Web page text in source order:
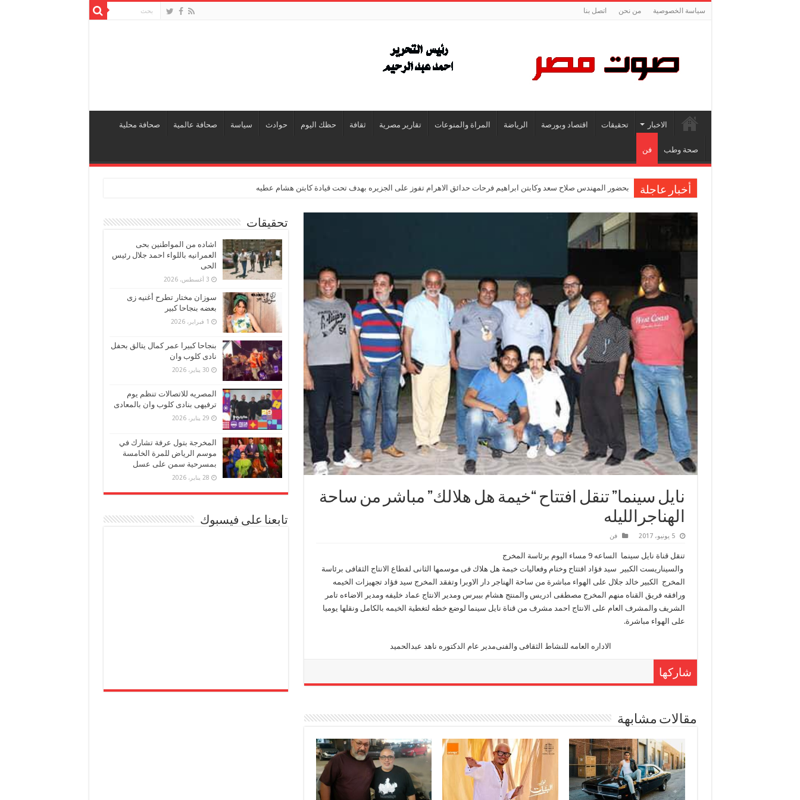
سياسة الخصوصية من نحن اتصل بنا
الاخبار تحقيقات اقتصاد وبورصة الرياضة المراة والمنوعات تقارير مصرية ثقافة حظك اليوم حوادث سياسة صحافة عالمية صحافة محلية
صحة وطب فن
أخبار عاجلة بحضور المهندس صلاح سعد وكابتن ابراهيم فرحات حدائق الاهرام تفوز على الجزيره بهدف تحت قيادة كابتن هشام عطيه
‎نايل سينما” تنقل افتتاح “خيمة هل هلالك” مباشر من ساحة
الهناجرالليله
5 يونيو، 2017 فن
‎تنقل قناة نايل سينما الساعه 9 مساء اليوم برئاسة المخرج
‎ والسيناريست الكبير سيد فؤاد افتتاح وختام وفعاليات خيمة هل هلاك فى موسمها الثانى لقطاع الانتاج الثقافى برئاسة
المخرج الكبير خالد جلال على الهواء مباشرة من ساحة الهناجر دار الاوبرا وتفقد المخرج سيد فؤاد تجهيزات الخيمه
ورافقه فريق القناه منهم المخرج مصطفى ادريس والمنتج هشام بيبرس ومدير الانتاج عماد خليفه ومدير الاضاءه تامر
الشريف والمشرف العام على الانتاج احمد مشرف من قناة نايل سينما لوضع خطه لتغطية الخيمه بالكامل ونقلها يوميا
على الهواء مباشرة.
شاركها
مقالات مشابهة
تحقيقات
اشاده من المواطنين بحى
العمرانيه باللواء احمد جلال رئيس
الحى
3 أغسطس، 2026
سوزان مختار تطرح أغنيه زى
بعضه بنجاحا كبير
1 فبراير، 2026
بنجاحا كبيرا عمر كمال يتالق بحفل
نادى كلوب وان
30 يناير، 2026
المصريه للاتصالات تنظم يوم
ترفيهى بنادى كلوب وان بالمعادى
29 يناير، 2026
المخرجة بتول عرفة تشارك في
موسم الرياض للمرة الخامسة
بمسرحية سمن على عسل
28 يناير، 2026
تابعنا على فيسبوك